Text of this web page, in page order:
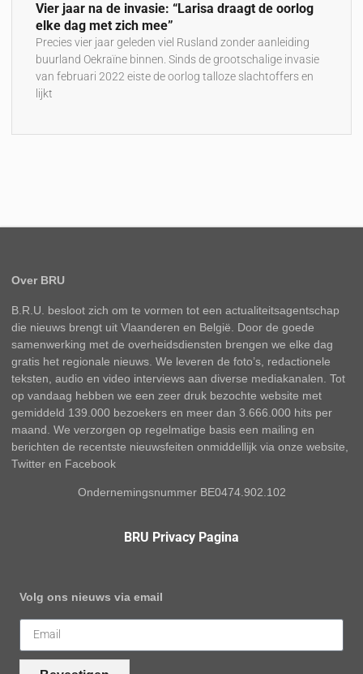
Vier jaar na de invasie: “Larisa draagt de oorlog
elke dag met zich mee”
Precies vier jaar geleden viel Rusland zonder aanleiding
buurland Oekraïne binnen. Sinds de grootschalige invasie
van februari 2022 eiste de oorlog talloze slachtoffers en
lijkt
Over BRU
B.R.U. besloot zich om te vormen tot een actualiteitsagentschap
die nieuws brengt uit Vlaanderen en België. Door de goede
samenwerking met de overheidsdiensten brengen we elke dag
gratis het regionale nieuws. We leveren de foto’s, redactionele
teksten, audio en video interviews aan diverse mediakanalen. Tot
op vandaag hebben we een zeer druk bezochte website met
gemiddeld 139.000 bezoekers en meer dan 3.666.000 hits per
maand. We verzorgen op regelmatige basis een mailing en
berichten de recentste nieuwsfeiten onmiddellijk via onze website,
Twitter en Facebook
Ondernemingsnummer BE0474.902.102
BRU Privacy Pagina
Volg ons nieuws via email